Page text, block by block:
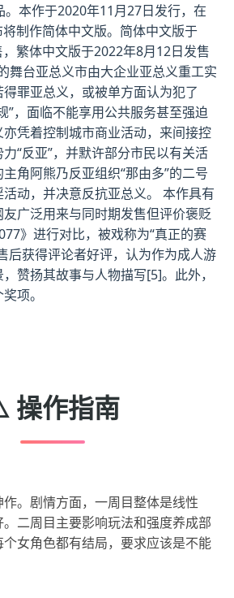
。本作于2020年11月27日发行，在
制作简体中文版。简体中文版于
繁体中文版于2022年8月12日发售
舞台亚总义市由大企业亚总义重工实
罪亚总义，或被单方面认为犯了
”，面临不能享用公共服务甚至强迫
凭着控制城市商业活动，来间接控
“反亚”，并默许部分市民以有关活
角阿熊乃反亚组织“那由多”的二号
动，并决意反抗亚总义。 本作具有
广泛用来与同时期发售但评价褒贬
》进行对比，被戏称为“真正的赛
后获得评论者好评，认为作为成人游
赞扬其故事与人物描写[5]。此外，
项。
操作指南
。剧情方面，一周目整体是线性
二周目主要影响玩法和强度养成部
女角色都有结局，要求应该是不能